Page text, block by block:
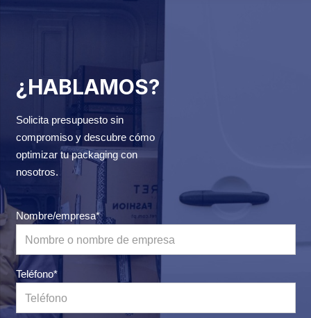
¿HABLAMOS?
Solicita presupuesto sin
compromiso y descubre cómo
optimizar tu packaging con
nosotros.
Nombre/empresa*
Teléfono*